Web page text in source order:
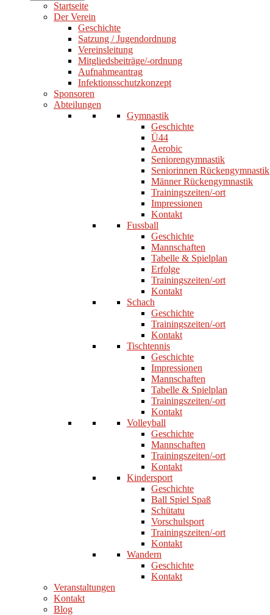
Startseite
Der Verein
Geschichte
Satzung / Jugendordnung
Vereinsleitung
Mitgliedsbeiträge/-ordnung
Aufnahmeantrag
Infektionsschutzkonzept
Sponsoren
Abteilungen
Gymnastik
Geschichte
Ü44
Aerobic
Seniorengymnastik
Seniorinnen Rückengymnastik
Männer Rückengymnastik
Trainingszeiten/-ort
Impressionen
Kontakt
Fussball
Geschichte
Mannschaften
Tabelle & Spielplan
Erfolge
Trainingszeiten/-ort
Kontakt
Schach
Geschichte
Trainingszeiten/-ort
Kontakt
Tischtennis
Geschichte
Impressionen
Mannschaften
Tabelle & Spielplan
Trainingszeiten/-ort
Kontakt
Volleyball
Geschichte
Mannschaften
Trainingszeiten/-ort
Kontakt
Kindersport
Geschichte
Ball Spiel Spaß
Schütatu
Vorschulsport
Trainingszeiten/-ort
Kontakt
Wandern
Geschichte
Kontakt
Veranstaltungen
Kontakt
Blog